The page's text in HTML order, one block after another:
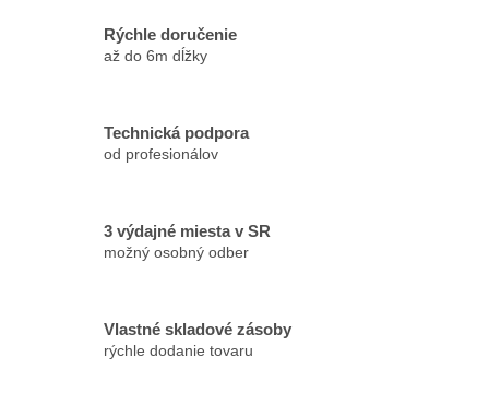
Rýchle doručenie
až do 6m dĺžky
Technická podpora
od profesionálov
3 výdajné miesta v SR
možný osobný odber
Vlastné skladové zásoby
rýchle dodanie tovaru